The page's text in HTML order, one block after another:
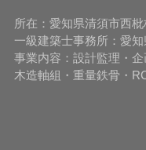
所在：愛知県清須市西
一級建築士事務所：愛
事業内容：設計監理・企
木造軸組・重量鉄骨・